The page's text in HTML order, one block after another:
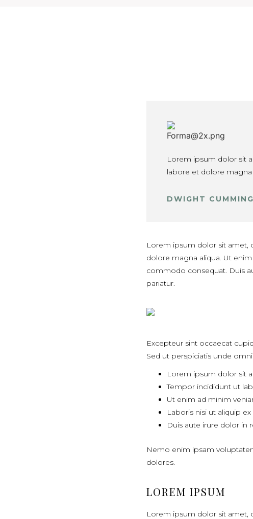
Lorem ipsum dolor sit
labore et dolore magna
DWIGHT
Lorem ipsum dolor sit amet,
dolore magna aliqua. Ut
commodo consequat. Duis
pariatur.
Excepteur sint occaecat
Sed ut perspiciatis unde
Lorem ipsum dolor sit
Tempor incididunt ut
Ut enim ad minim
Laboris nisi ut aliquip
Duis aute irure dolor in
Nemo enim ipsam
dolores.
LOREM IPSUM
Lorem ipsum dolor sit amet,